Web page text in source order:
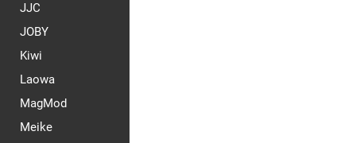
JJC
JOBY
Kiwi
Laowa
MagMod
Meike